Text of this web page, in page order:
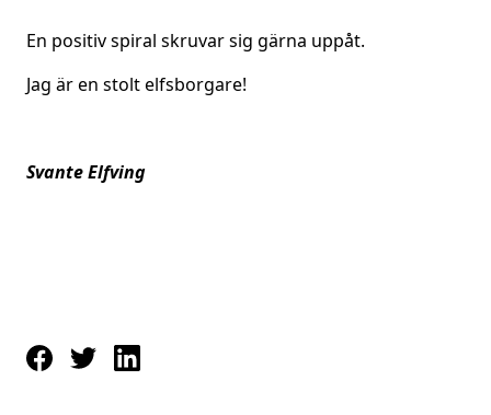
En positiv spiral skruvar sig gärna uppåt.
Jag är en stolt elfsborgare!
Svante Elfving